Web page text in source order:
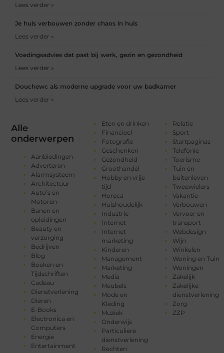
Alle
onderwerpen
Aanbiedingen
Adverteren
Alarmsysteem
Architectuur
Auto’s en
Motoren
Banen en
opleidingen
Beauty en
verzorging
Bedrijven
Blog
Boeken en
Tijdschriften
Cadeau
Dienstverlening
Dieren
E-Books
Electronica en
Computers
Energie
Entertainment
Eten en drinken
Financieel
Fotografie
Geschenken
Gezondheid
Groothandel
Hobby en vrije
tijd
Horeca
Huishoudelijk
Industrie
Internet
Internet
marketing
Kinderen
Management
Marketing
Media
Meubels
Mode en
Kleding
Muziek
Onderwijs
Particuliere
dienstverlening
Rechten
Relatie
Sport
Startpaginas
Telefonie
Toerisme
Tuin en
buitenleven
Tweewielers
Vakantie
Verbouwen
Vervoer en
transport
Webdesign
Wijn
Winkelen
Woning en Tuin
Woningen
Zakelijk
Zakelijke
dienstverlening
Zorg
ZZP
Lees verder »
Je huis verbouwen zonder chaos in huis
Lees verder »
Voedingsadvies dat past bij werk, gezin en gezondheid
Lees verder »
Douchewc als moderne upgrade voor uw badkamer
Lees verder »